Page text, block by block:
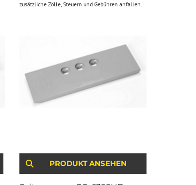
zusätzliche Zölle, Steuern und Gebühren anfallen.
IN DEN WARENKORBPRODUKT ANSEHEN